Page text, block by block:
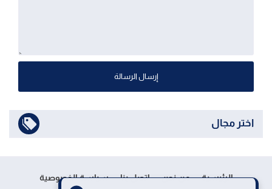
إرسال الرسالة
اختر مجال
الرئيسية من نحن اتصل بنا سياسة الخصوصية